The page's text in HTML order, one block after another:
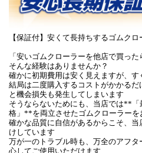
【保証付】安くて長持ちするゴムク
「安いゴムクローラーを他店で買っ
そんな経験はありませんか？
確かに初期費用は安く見えますが、す
結局は二度購入するコストがかかる
と機会損失も発生してしまいます
そうならないためにも、当店では**
格」**を両立させたゴムクローラーを
確かな品質に自信があるからこそ、
けしています
万が一のトラブル時も、万全のアフ
心してご使用いただけます